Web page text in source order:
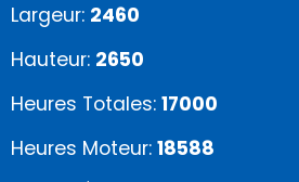
Largeur: 2460
Hauteur: 2650
Heures Totales: 17000
Heures Moteur: 18588